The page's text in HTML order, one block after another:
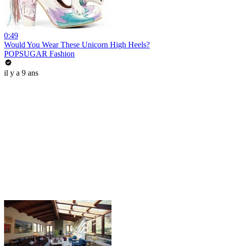
0:49
Would You Wear These Unicorn High Heels?
POPSUGAR Fashion
il y a 9 ans